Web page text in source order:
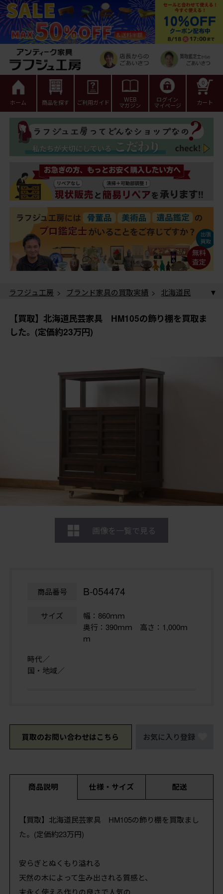
ホーム 商品を探す ご利用ガイド WEB
マガジン
ログイン
マイページ カート
0
ラフジュ工房 > ブランド家具の買取実績 >
北海道民
の飾り棚を買取ました。(定価約23万円)
【買取】北海道民芸家具 HM105の飾り棚を買取ま
した。(定価約23万円)
画像を一覧で見る
商品番号 B-054474
サイズ
幅：860ｍｍ
奥行：390ｍｍ 高さ：1,000ｍ
ｍ
時代／
国・地域／
買取のお問い合わせはこちら お気に入り登録
商品説明 仕様・サイズ 配送
【買取】北海道民芸家具 HM105の飾り棚を買取まし
た。(定価約23万円)
安らぎとぬくもり溢れる
天然の木によって生み出される質感と、
末永く使える作りの良さで人気の